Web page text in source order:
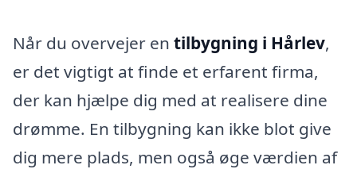
Når du overvejer en tilbygning i Hårlev,
er det vigtigt at finde et erfarent firma,
der kan hjælpe dig med at realisere dine
drømme. En tilbygning kan ikke blot give
dig mere plads, men også øge værdien af